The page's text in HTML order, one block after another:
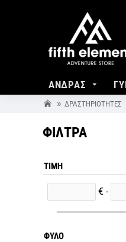
ΑΝΔΡΑΣ
ΔΡΑΣΤΗΡΙΌΤΗΤΕΣ
ΦΙΛΤΡΑ
ΤΙΜΉ
€ -
ΦΎΛΟ